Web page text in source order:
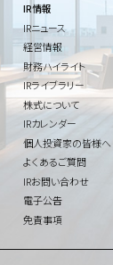
IR情報
IRニュース
経営情報
財務ハイライト
IRライブラリー
株式について
IRカレンダー
個人投資家の皆様へ
よくあるご質問
IRお問い合わせ
電子公告
免責事項